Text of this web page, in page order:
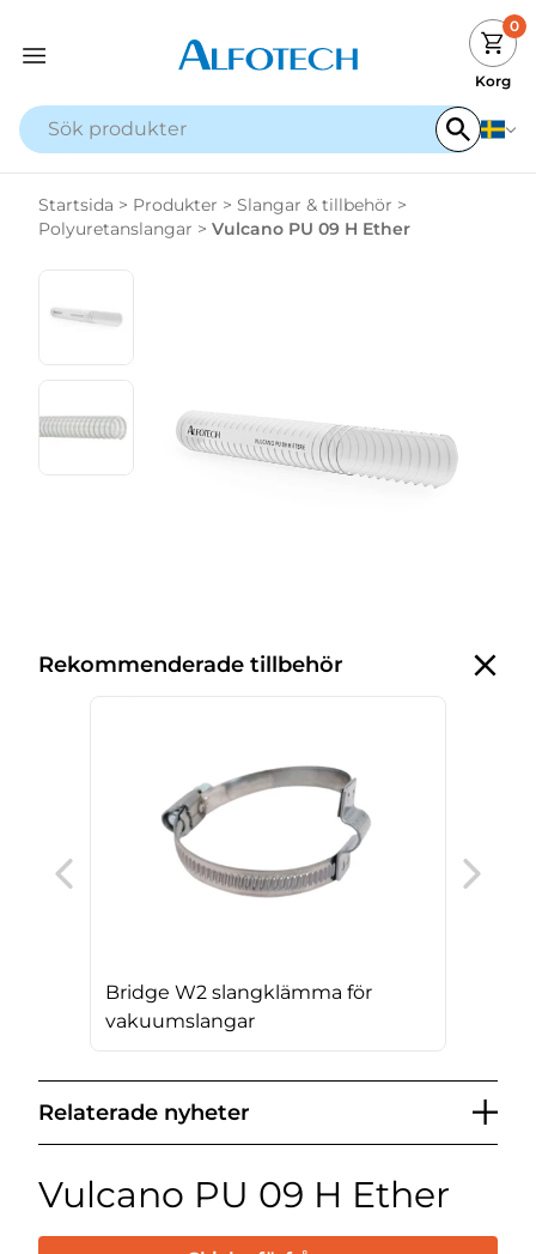
0
Korg
Startsida > Produkter > Slangar & tillbehör >
Polyuretanslangar > Vulcano PU 09 H Ether
Rekommenderade tillbehör
Bridge W2 slangklämma för
vakuumslangar
Relaterade nyheter
Vulcano PU 09 H Ether